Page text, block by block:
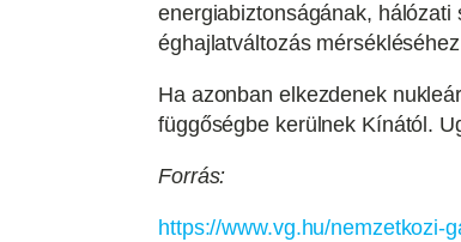
energiabiztonságának,
éghajlatváltozás
Ha azonban elkezdenek
függőségbe kerülnek Kínától.
Forrás:
https://www.vg.hu/nemzetkozi-